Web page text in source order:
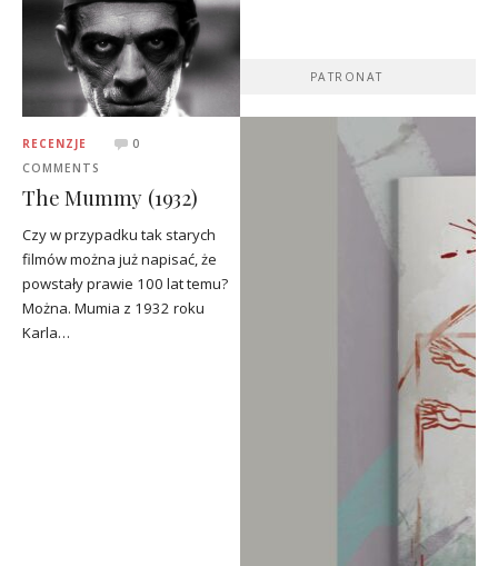
RECENZJE
0
COMMENTS
The Mummy (1932)
Czy w przypadku tak starych
filmów można już napisać, że
powstały prawie 100 lat temu?
Można. Mumia z 1932 roku
Karla…
PATRONAT